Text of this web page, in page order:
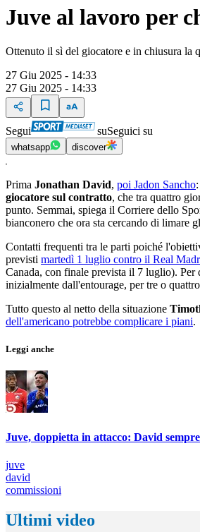
Juve al lavoro per
Ottenuto il sì del giocatore e in chiusura la
27 Giu 2025 - 14:33
27 Giu 2025 - 14:33
Segui suSeguici su
whatsapp discover
Prima Jonathan David, poi Jadon Sancho
giocatore sul contratto, che tra quattro
punto. Semmai, spiega il Corriere dello
bianconero che ora sta cercando di limare
Contatti frequenti tra le parti poiché
previsti martedì 1 luglio contro il Real
Canada, con finale prevista il 7 luglio). Per
inizialmente dall'entourage, per tre o
Tutto questo al netto della situazione
dell'americano potrebbe complicare i piani.
Leggi anche
Juve, doppietta in attacco: David
juve
david
commissioni
Ultimi video